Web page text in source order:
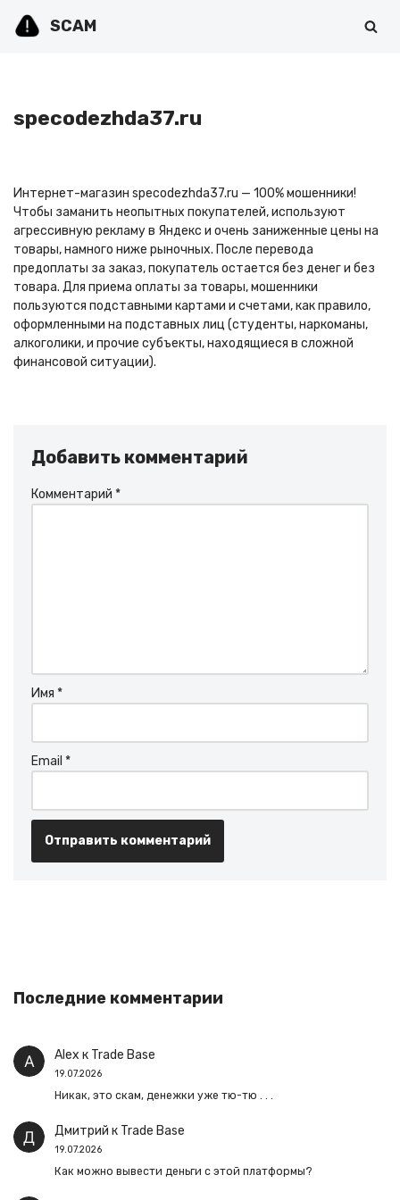
SCAM
specodezhda37.ru
Интернет-магазин specodezhda37.ru — 100% мошенники!
Чтобы заманить неопытных покупателей, используют
агрессивную рекламу в Яндекс и очень заниженные цены на
товары, намного ниже рыночных. После перевода
предоплаты за заказ, покупатель остается без денег и без
товара. Для приема оплаты за товары, мошенники
пользуются подставными картами и счетами, как правило,
оформленными на подставных лиц (студенты, наркоманы,
алкоголики, и прочие субъекты, находящиеся в сложной
финансовой ситуации).
Добавить комментарий
Комментарий *
Имя *
Email *
Последние комментарии
Alex к Trade Base
19.07.2026
Никак, это скам, денежки уже тю-тю . . .
Дмитрий к Trade Base
19.07.2026
Как можно вывести деньги с этой платформы?